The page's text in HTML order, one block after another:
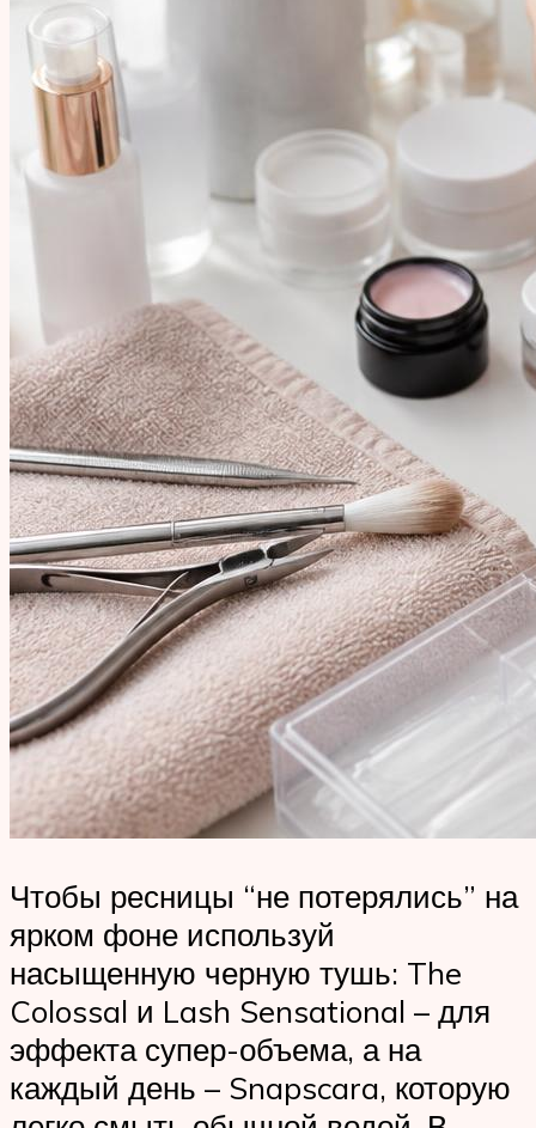
Чтобы ресницы “не потерялись” на
ярком фоне используй
насыщенную черную тушь: The
Colossal и Lash Sensational – для
эффекта супер-объема, а на
каждый день – Snapscara, которую